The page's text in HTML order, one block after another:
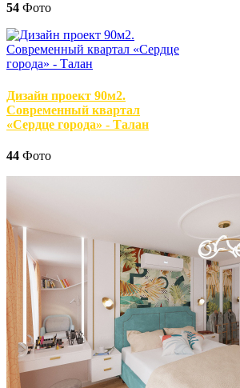
54 Фото
Дизайн проект 90м2.
Современный квартал
«Сердце города» - Талан
44 Фото